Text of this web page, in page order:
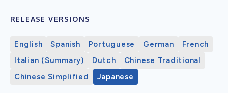
RELEASE VERSIONS
English Spanish Portuguese German
French
Italian (Summary)
Dutch
Chinese Traditional
Chinese Simplified
Japanese